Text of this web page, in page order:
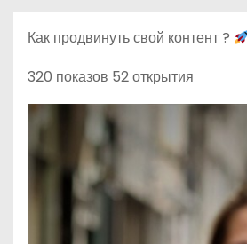
Как продвинуть свой контент ?
320 показов 52 открытия